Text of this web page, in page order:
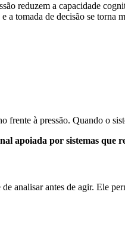
reduzem a capacidade
a tomada de decisão se torna
à pressão. Quando o
apoiada por sistemas que
analisar antes de agir. Ele